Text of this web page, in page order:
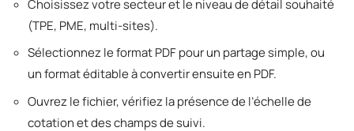
Choisissez votre secteur et le niveau de détail souhaité
(TPE, PME, multi-sites).
Sélectionnez le format PDF pour un partage simple, ou
un format éditable à convertir ensuite en PDF.
Ouvrez le fichier, vérifiez la présence de l’échelle de
cotation et des champs de suivi.